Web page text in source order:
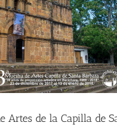
Artes de la Capilla de